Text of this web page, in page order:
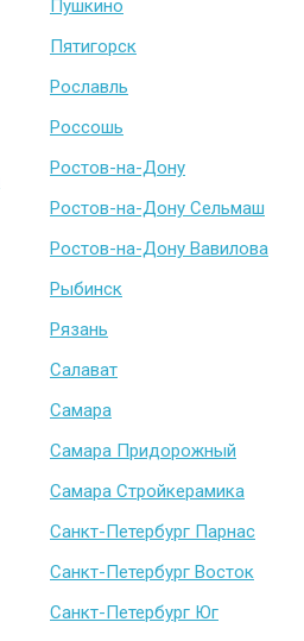
Пушкино
Пятигорск
Рославль
Россошь
Ростов-на-Дону
Ростов-на-Дону Сельмаш
Ростов-на-Дону Вавилова
Рыбинск
Рязань
Салават
Самара
Самара Придорожный
Самара Стройкерамика
Санкт-Петербург Парнас
Санкт-Петербург Восток
Санкт-Петербург Юг